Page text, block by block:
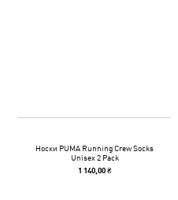
Носки PUMA Running Crew Socks
Unisex 2 Pack
1 140,00 ₴